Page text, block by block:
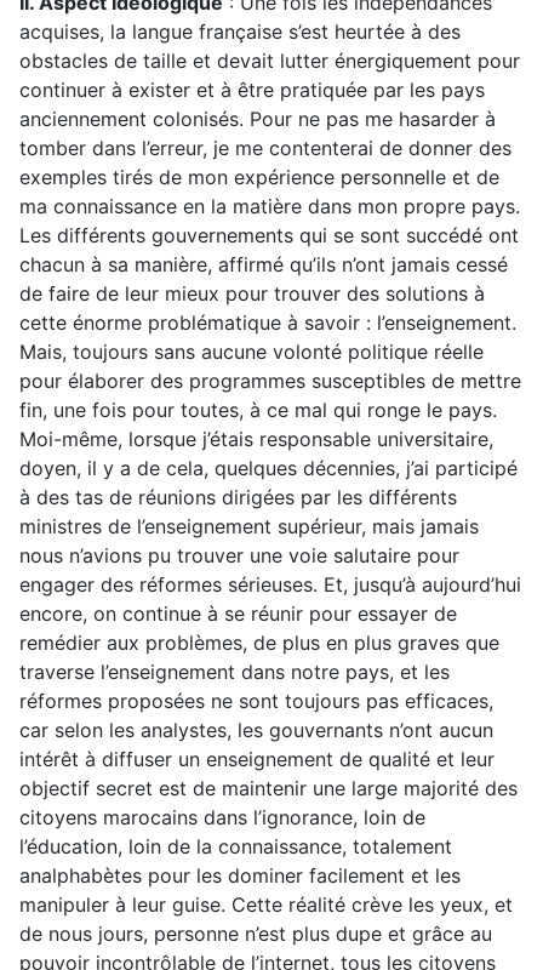
acquises, la langue française s’est heurtée à des
obstacles de taille et devait lutter énergiquement pour
continuer à exister et à être pratiquée par les pays
anciennement colonisés. Pour ne pas me hasarder à
tomber dans l’erreur, je me contenterai de donner des
exemples tirés de mon expérience personnelle et de
ma connaissance en la matière dans mon propre pays.
Les différents gouvernements qui se sont succédé ont
chacun à sa manière, affirmé qu’ils n’ont jamais cessé
de faire de leur mieux pour trouver des solutions à
cette énorme problématique à savoir : l’enseignement.
Mais, toujours sans aucune volonté politique réelle
pour élaborer des programmes susceptibles de mettre
fin, une fois pour toutes, à ce mal qui ronge le pays.
Moi-même, lorsque j’étais responsable universitaire,
doyen, il y a de cela, quelques décennies, j’ai participé
à des tas de réunions dirigées par les différents
ministres de l’enseignement supérieur, mais jamais
nous n’avions pu trouver une voie salutaire pour
engager des réformes sérieuses. Et, jusqu’à aujourd’hui
encore, on continue à se réunir pour essayer de
remédier aux problèmes, de plus en plus graves que
traverse l’enseignement dans notre pays, et les
réformes proposées ne sont toujours pas efficaces,
car selon les analystes, les gouvernants n’ont aucun
intérêt à diffuser un enseignement de qualité et leur
objectif secret est de maintenir une large majorité des
citoyens marocains dans l’ignorance, loin de
l’éducation, loin de la connaissance, totalement
analphabètes pour les dominer facilement et les
manipuler à leur guise. Cette réalité crève les yeux, et
de nous jours, personne n’est plus dupe et grâce au
pouvoir incontrôlable de l’internet, tous les citoyens